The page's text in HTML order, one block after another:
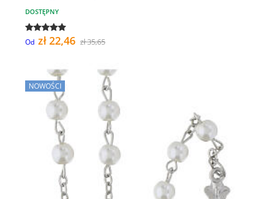
DOSTĘPNY
Od zł 22,46 zł 35,65
NOWOŚCI